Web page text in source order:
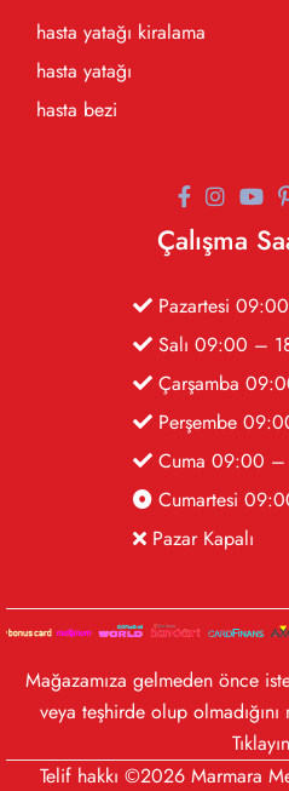
hasta yatağı kiralama
hasta yatağı
hasta bezi
Çalışma
Pazartesi
Salı 09:00 –
Çarşamba
Perşembe
Cuma 09:00
Cumartesi
Pazar Kapalı
Mağazamıza gelmeden önce
veya teşhirde olup
Telif hakkı ©2026 Marmara